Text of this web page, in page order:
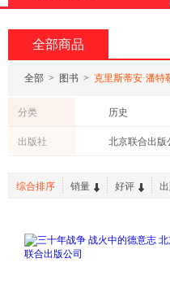
全部商品
全部 > 图书 > 克里斯蒂安·潘特
分类 历史
中小学用书
出版社 北京联合出版
综合排序 销量 好评
页
加